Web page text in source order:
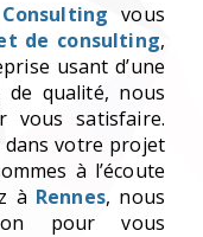
vous
de consulting,
usant d’une
de qualité, nous
vous satisfaire.
dans votre projet
à l’écoute
à Rennes, nous
pour vous